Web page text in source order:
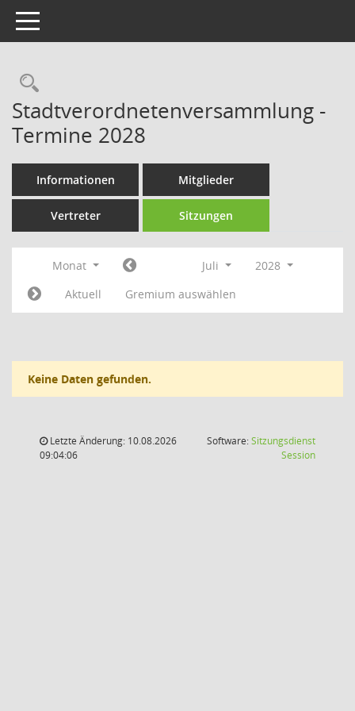
Toggle navigation
Rechercheauswahl
Stadtverordnetenversammlung -
Termine 2028
Informationen Mitglieder
Vertreter Sitzungen
Monat Juli
2028
Aktuell
Gremium auswählen
Keine Daten gefunden.
Letzte Änderung: 10.08.2026
09:04:06
Software:Sitzungsdienst
Session(Wird in